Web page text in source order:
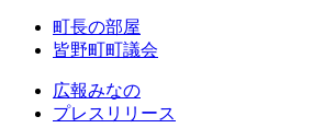
町長の部屋
皆野町町議会
広報みなの
プレスリリース